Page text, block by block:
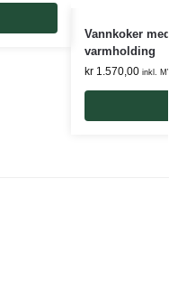
Vannkoker
varmholding
kr1.570,00inkl.